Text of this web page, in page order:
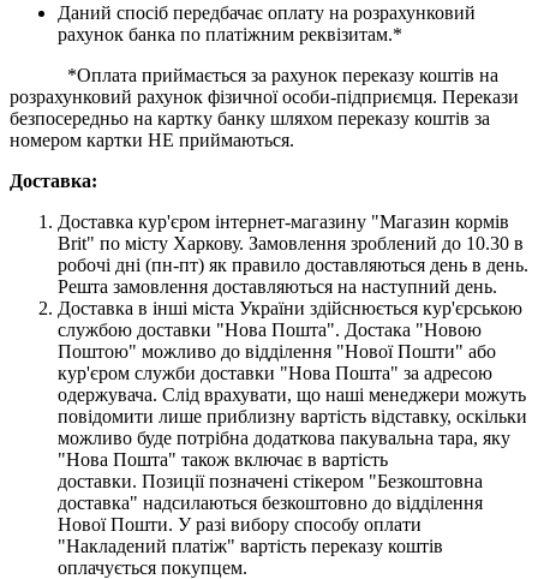
Даний спосіб передбачає оплату на розрахунковий
рахунок банка по платіжним реквізитам.*
*Оплата приймається за рахунок переказу коштів на
розрахунковий рахунок фізичної особи-підприємця. Перекази
безпосередньо на картку банку шляхом переказу коштів за
номером картки НЕ приймаються.
Доставка:
Доставка кур'єром інтернет-магазину "Магазин кормів
Brit" по місту Харкову. Замовлення зроблений до 10.30 в
робочі дні (пн-пт) як правило доставляються день в день.
Решта замовлення доставляються на наступний день.
Доставка в інші міста України здійснюється кур'єрською
службою доставки "Нова Пошта". Достака "Новою
Поштою" можливо до відділення "Нової Пошти" або
кур'єром служби доставки "Нова Пошта" за адресою
одержувача. Слід врахувати, що наші менеджери можуть
повідомити лише приблизну вартість відставку, оскільки
можливо буде потрібна додаткова пакувальна тара, яку
"Нова Пошта" також включає в вартість
доставки. Позиції позначені стікером "Безкоштовна
доставка" надсилаються безкоштовно до відділення
Нової Пошти. У разі вибору способу оплати
"Накладений платіж" вартість переказу коштів
оплачується покупцем.